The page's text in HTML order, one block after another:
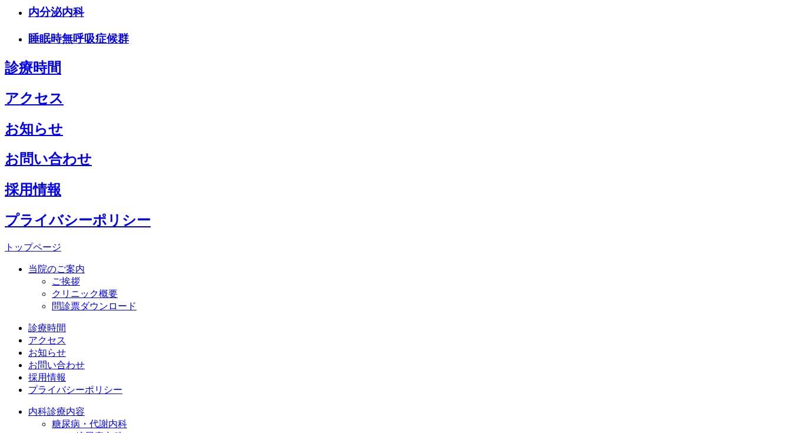
内分泌内科
睡眠時無呼吸症候群
診療時間
アクセス
お知らせ
お問い合わせ
採用情報
プライバシーポリシー
トップページ
当院のご案内
ご挨拶
クリニック概要
問診票ダウンロード
診療時間
アクセス
お知らせ
お問い合わせ
採用情報
プライバシーポリシー
内科診療内容
糖尿病・代謝内科